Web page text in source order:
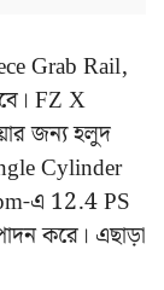
Grab Rail,
FZ X
জন্য হলুদ
Cylinder
এ 12.4 PS
করে। এছাড়া